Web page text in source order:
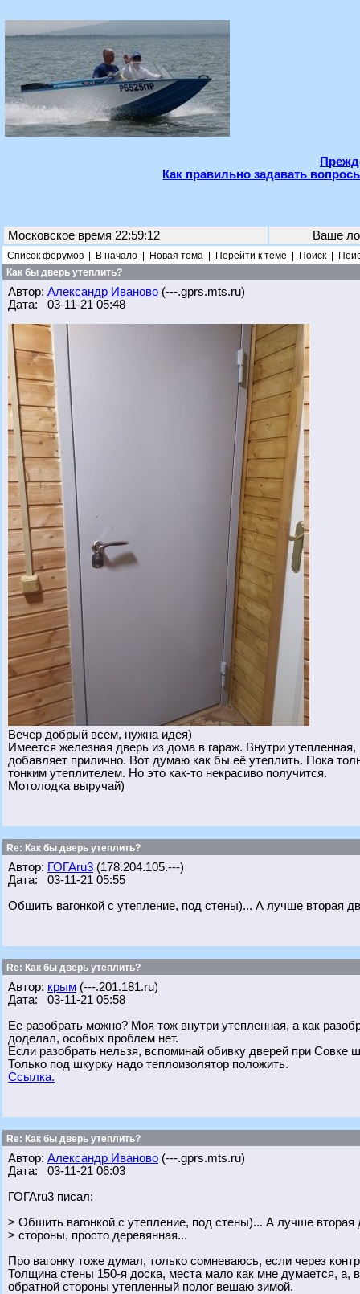
Как правильно задавать
Московское время 22:59:12 Ваше
Список форумов В начало Новая тема Перейти к теме Поиск
Как бы дверь утеплить?
Автор: Александр Иваново (---.gprs.mts.ru)
Дата: 03-11-21 05:48
Вечер добрый всем, нужна идея)
Имеется железная дверь из дома в гараж. Внутри
добавляет прилично. Вот думаю как бы её утеплить. Пока
тонким утеплителем. Но это как-то некрасиво получится.
Мотолодка выручай)
Re: Как бы дверь утеплить?
Автор: ГОГАru3 (178.204.105.---)
Дата: 03-11-21 05:55
Обшить вагонкой с утепление, под стены)... А лучше вторая
Re: Как бы дверь утеплить?
Автор: крым (---.201.181.ru)
Дата: 03-11-21 05:58
Ее разобрать можно? Моя тож внутри утепленная, а как
доделал, особых проблем нет.
Если разобрать нельзя, вспоминай обивку дверей при Совке
Только под шкурку надо теплоизолятор положить.
Ссылка.
Re: Как бы дверь утеплить?
Автор: Александр Иваново (---.gprs.mts.ru)
Дата: 03-11-21 06:03
ГОГАru3 писал:
> Обшить вагонкой с утепление, под стены)... А лучше вторая
> стороны, просто деревянная...
Про вагонку тоже думал, только сомневаюсь, если через
Толщина стены 150-я доска, места мало как мне думается, а,
обратной стороны утепленный полог вешаю зимой.